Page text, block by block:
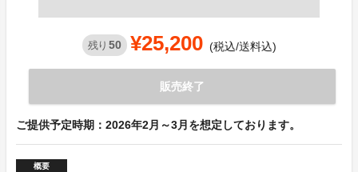
残り 50 ¥25,200 (税込/送料込)
販売終了
ご提供予定時期：2026年2月～3月を想定しております。
概要